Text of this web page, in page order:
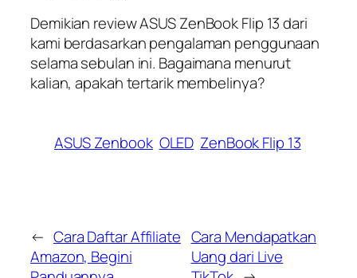
Demikian review ASUS ZenBook Flip 13 dari
kami berdasarkan pengalaman penggunaan
selama sebulan ini. Bagaimana menurut
kalian, apakah tertarik membelinya?
ASUS Zenbook OLED ZenBook Flip 13
← Cara Daftar Affiliate
Amazon, Begini
Cara Mendapatkan
Uang dari Live